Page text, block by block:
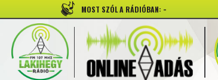
MOST SZÓL A RÁDIÓBAN: -